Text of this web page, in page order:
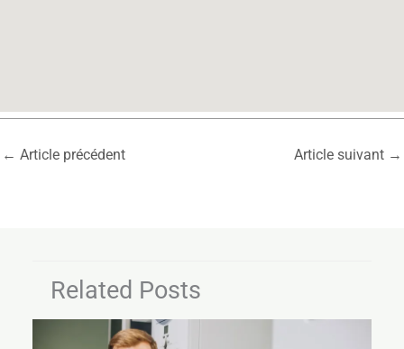
← Article précédent Article suivant →
Related Posts